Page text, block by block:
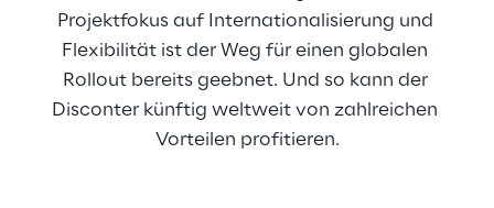
Projektfokus auf Internationalisierung und
Flexibilität ist der Weg für einen globalen
Rollout bereits geebnet. Und so kann der
Disconter künftig weltweit von zahlreichen
Vorteilen profitieren.